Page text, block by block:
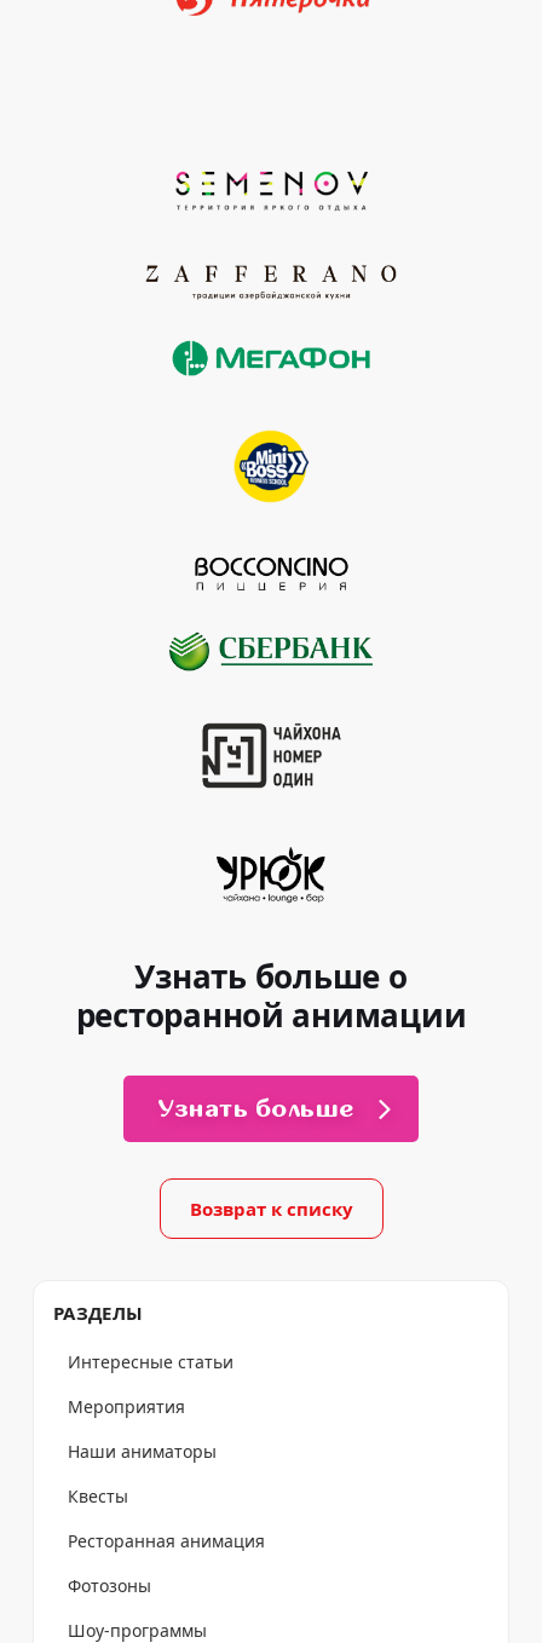
РАЗДЕЛЫ
Интересные статьи
Мероприятия
Наши аниматоры
Квесты
Ресторанная анимация
Фотозоны
Шоу-программы
Узнать больше о
ресторанной анимации
Узнать больше
Возврат к списку